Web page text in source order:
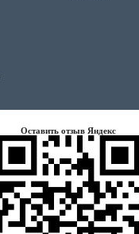
Оставить отзыв Яндекс